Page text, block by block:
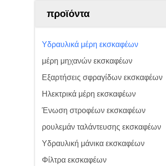
προϊόντα
Υδραυλικά μέρη εκσκαφέων
μέρη μηχανών εκσκαφέων
Εξαρτήσεις σφραγίδων εκσκαφέων
Ηλεκτρικά μέρη εκσκαφέων
Ένωση στροφέων εκσκαφέων
ρουλεμάν ταλάντευσης εκσκαφέων
Υδραυλική μάνικα εκσκαφέων
Φίλτρα εκσκαφέων